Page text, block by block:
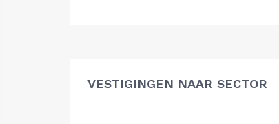
VESTIGINGEN NAAR SECTOR